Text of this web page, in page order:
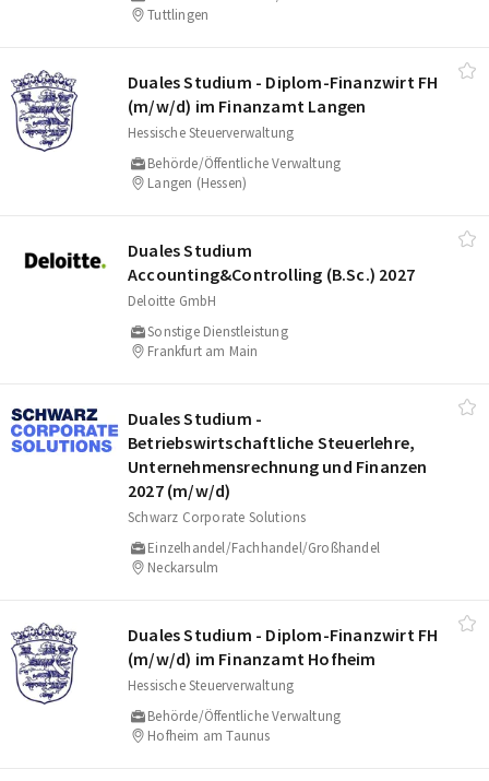
Tuttlingen
Duales Studium - Diplom-Finanzwirt FH
(m/​w/​d) im Finanzamt Langen
Hessische Steuerverwaltung
Behörde/Öffentliche Verwaltung
Langen (Hessen)
Duales Studium
Accounting&Controlling (B.Sc.) 2027
Deloitte GmbH
Sonstige Dienstleistung
Frankfurt am Main
Duales Studium -
Betriebswirtschaftliche Steuerlehre,
Unternehmensrechnung und Finanzen
2027 (m/​w/​d)
Schwarz Corporate Solutions
Einzelhandel/Fachhandel/Großhandel
Neckarsulm
Duales Studium - Diplom-Finanzwirt FH
(m/​w/​d) im Finanzamt Hofheim
Hessische Steuerverwaltung
Behörde/Öffentliche Verwaltung
Hofheim am Taunus